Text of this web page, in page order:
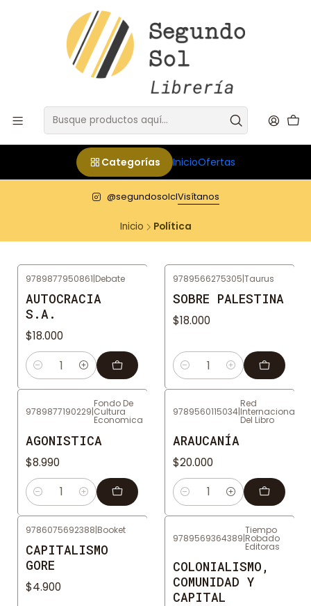
Categorías InicioOfertas
@segundosolclVisítanos
Inicio Política
9789877950861|Debate
AUTOCRACIA
S.A.
$18.000
Cantidad
9789566275305|Taurus
SOBRE PALESTINA
$18.000
Cantidad
9789877190229|
Fondo De
Cultura
Economica
AGONISTICA
$8.990
Cantidad
9789560115034|
Red
Internacional
Del Libro
ARAUCANÍA
$20.000
Cantidad
9786075692388|Booket
CAPITALISMO
GORE
$4.900
9789569364389|
Tiempo
Robado
Editoras
COLONIALISMO,
COMUNIDAD Y
CAPITAL